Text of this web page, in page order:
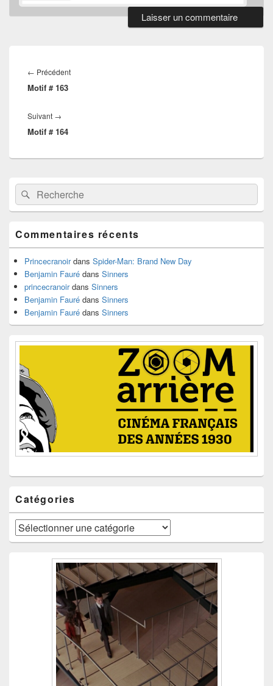
de
l’article
← PrécédentArticle
Motif # 163
Suivant →
suivant :
Motif # 164
Zone
principale
de
widget
barre
latérale
Recherche :Rechercher
Commentaires récents
Princecranoirdans Spider-Man: Brand New Day
Benjamin Fauré dans Sinners
princecranoirdans Sinners
Benjamin Fauré dans Sinners
Benjamin Fauré dans Sinners
Catégories
Catégories